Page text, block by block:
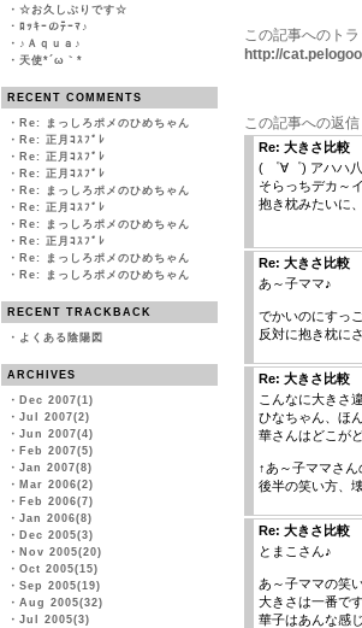
・ ☆お久しぶりです☆
・ ﾛｯｷｰのﾃｰﾏ♪
・ ♪Ａｑｕａ♪
・ 天使*´ω｀*
RECENT COMMENTS
・ Re: まっしろポメのひめちゃん
・ Re: 正月ｺｽﾌﾟﾚ
・ Re: 正月ｺｽﾌﾟﾚ
・ Re: 正月ｺｽﾌﾟﾚ
・ Re: まっしろポメのひめちゃん
・ Re: 正月ｺｽﾌﾟﾚ
・ Re: まっしろポメのひめちゃん
・ Re: 正月ｺｽﾌﾟﾚ
・ Re: まっしろポメのひめちゃん
・ Re: まっしろポメのひめちゃん
RECENT TRACKBACK
・ よくある陰陽図
ARCHIVES
・ Dec 2007(1)
・ Jul 2007(2)
・ Jun 2007(4)
・ Feb 2007(5)
・ Jan 2007(8)
・ Mar 2006(2)
・ Feb 2006(7)
・ Jan 2006(8)
・ Dec 2005(3)
・ Nov 2005(20)
・ Oct 2005(15)
・ Sep 2005(19)
・ Aug 2005(32)
・ Jul 2005(3)
この記事へのト
http://
この記事への返信
Re: 大きさ比較
( ゜∀゜) アハハ
そらっちデカ～
抱き枕みたいに
Re: 大きさ比較
あ～子ママ♪
でかいのにすっ
反対に抱き枕に
Re: 大きさ比較
こんなに大きさ
ひなちゃん、ほ
華さんはどこが
↑あ～子ママさ
後半の笑い方、
Re: 大きさ比較
とまこさん♪
あ～子ママの笑
大きさは一番で
華子はあんな感